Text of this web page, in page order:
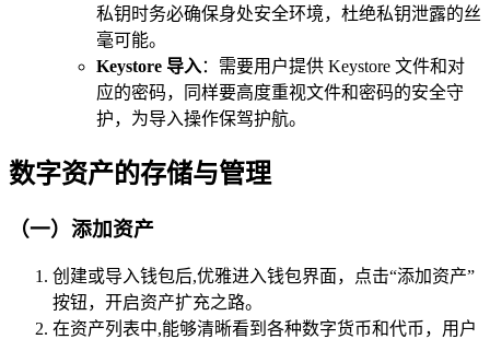
私钥时务必确保身处安全环境，杜绝私钥泄露的丝
毫可能。
Keystore 导入：需要用户提供 Keystore 文件和对
应的密码，同样要高度重视文件和密码的安全守
护，为导入操作保驾护航。
数字资产的存储与管理
（一）添加资产
创建或导入钱包后,优雅进入钱包界面，点击“添加资产”
按钮，开启资产扩充之路。
在资产列表中,能够清晰看到各种数字货币和代币，用户